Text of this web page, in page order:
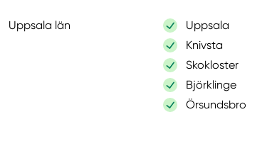
Uppsala län
Uppsala
Knivsta
Skokloster
Björklinge
Örsundsbro